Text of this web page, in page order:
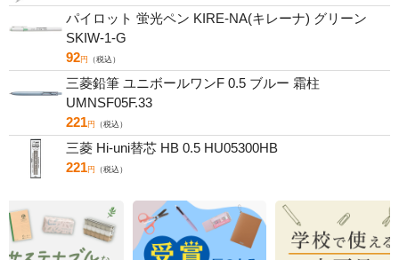
パイロット 蛍光ペン KIRE-NA(キレーナ) グリーン
SKIW-1-G
92円 （税込）
三菱鉛筆 ユニボールワンF 0.5 ブルー 霜柱
UMNSF05F.33
221円 （税込）
三菱 Hi-uni替芯 HB 0.5 HU05300HB
221円 （税込）